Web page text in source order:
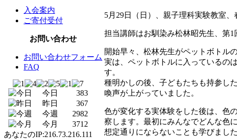
入会案内
ご寄付受付
お問い合わせ
お問い合わせフォーム
FAQ
今日
383
昨日
367
今週
2982
今月
3712
あなたのIP:216.73.216.111
5月29日（日）、親子理科実験教室
担当講師はお馴染み松林昭先生、第
開始早々、松林先生がペットボトル
実は、ペットボトルに入っているの
す。
種明かしの後、子どもたちも持参し
喚声が上がっていました。
色が変化する実体験をした後は、色
察します。最初にみんなでどんな色
想定通りにならないことも学びました